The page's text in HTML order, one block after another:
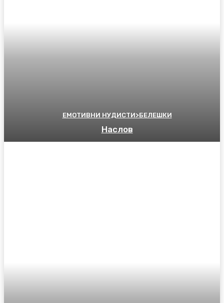
ЕМОТИВНИ НУДИСТИ>БЕЛЕШКИ
Наслов